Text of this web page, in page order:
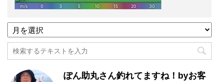
過
去
記
事
別
ぽん助丸さん釣れてますね！byお客